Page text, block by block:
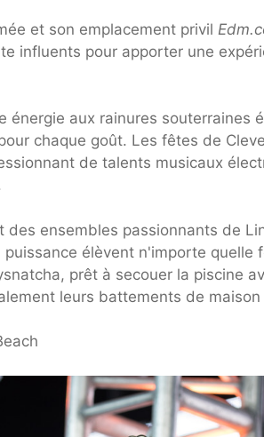
et son emplacement privil
influents pour apporter une
énergie aux rainures souterraines
chaque goût. Les fêtes de
de talents musicaux
ensembles passionnants de
élèvent n'importe quelle
prêt à secouer la piscine
leurs battements de maison